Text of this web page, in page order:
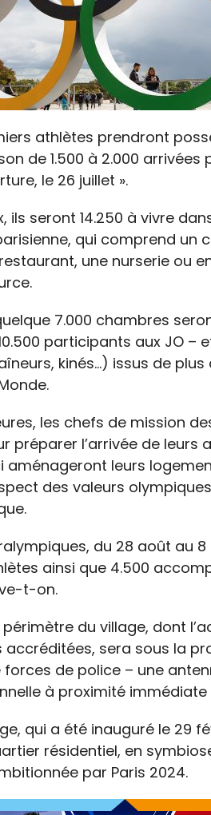
athlètes prendront
de 1.500 à 2.000 arrivées
le 26 juillet ».
ils seront 14.250 à vivre
qui comprend un
une nurserie ou
7.000 chambres
participants aux JO –
kinés…) issus de plus
les chefs de mission
préparer l’arrivée de leurs
aménageront leurs
des valeurs
du 28 août au
ainsi que 4.500
t-on.
du village, dont
accréditées, sera sous la
de police – une
à proximité immédiate
qui a été inauguré le 29
résidentiel, en
par Paris 2024.